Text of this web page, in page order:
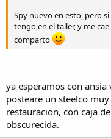
Spy nuevo en esto, pero
tengo en el taller, y me
comparto
ya esperamos con ansia
posteare un steelco
restauracion, con caja
obscurecida.